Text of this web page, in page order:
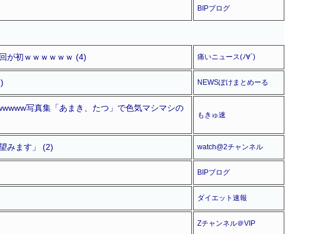
BIPブログ
が初ｗｗｗｗｗｗ (4) 痛いニュース(ﾉ∀`)
NEWSぽけまとめーる
写真集「あまき、たつ」で色気マシマシの
もきゅ速
みます」 (2) watch@2チャンネル
BIPブログ
ダイエット速報
Zチャンネル＠VIP